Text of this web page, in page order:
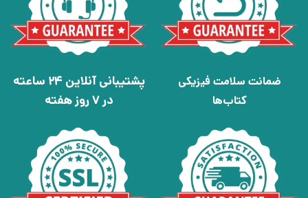
ضمانت سلامت فیزیکی
کتاب‌ها
پشتیبانی آنلاین 24 ساعته
در 7 روز هفته